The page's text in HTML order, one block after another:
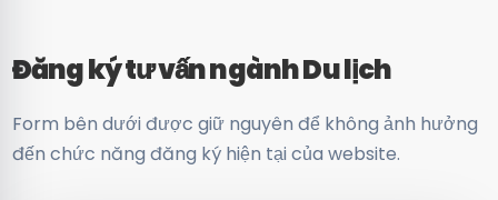
Đăng ký tư vấn ngành Du lịch
Form bên dưới được giữ nguyên để không ảnh hưởng
đến chức năng đăng ký hiện tại của website.